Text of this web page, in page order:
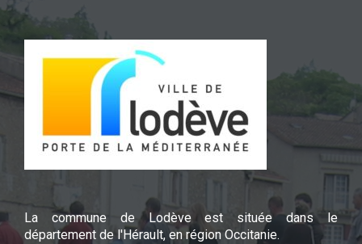
La commune de Lodève est située dans le
département de l'Hérault, en région Occitanie.